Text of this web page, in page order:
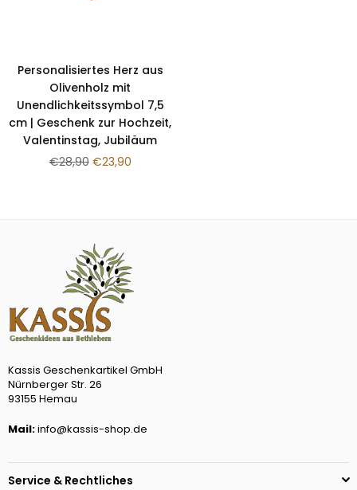
Personalisiertes Herz aus
Olivenholz mit
Unendlichkeitssymbol 7,5
cm | Geschenk zur Hochzeit,
Valentinstag, Jubiläum
Normaler
€28,90 €23,90
Kassis Geschenkartikel GmbH
Nürnberger Str. 26
93155 Hemau
Mail:info@kassis-shop.de
Service & Rechtliches